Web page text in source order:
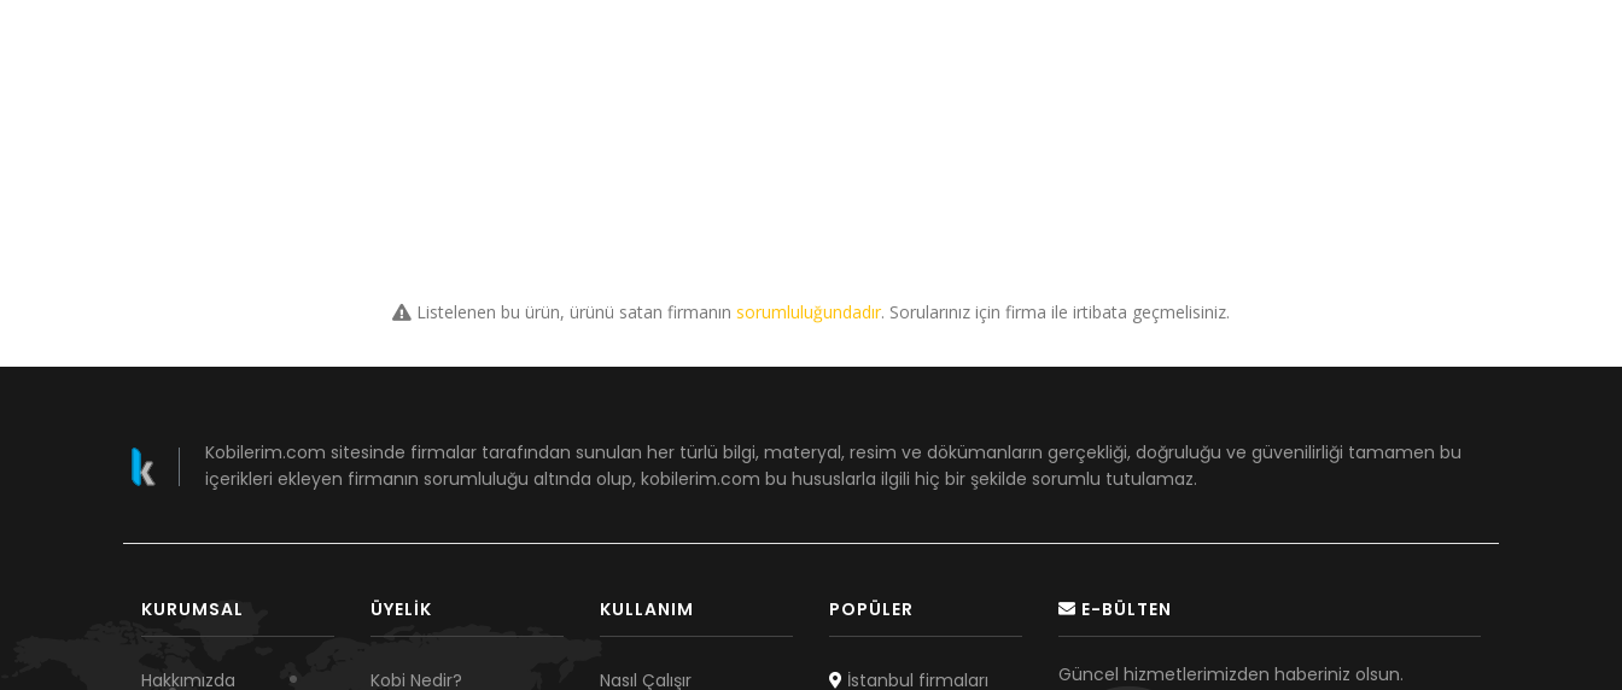
Listelenen bu ürün, ürünü satan firmanın sorumluluğundadır. Sorularınız için firma ile irtibata geçmelisiniz.
Kobilerim.com sitesinde firmalar tarafından sunulan her türlü bilgi, materyal, resim ve dökümanların gerçekliği, doğruluğu ve güvenilirliği tamamen bu
içerikleri ekleyen firmanın sorumluluğu altında olup, kobilerim.com bu hususlarla ilgili hiç bir şekilde sorumlu tutulamaz.
KURUMSAL
Hakkımızda
ÜYELIK
Kobi Nedir?
KULLANIM
Nasıl Çalışır
POPÜLER
İstanbul firmaları
E-BÜLTEN
Güncel hizmetlerimizden haberiniz olsun.